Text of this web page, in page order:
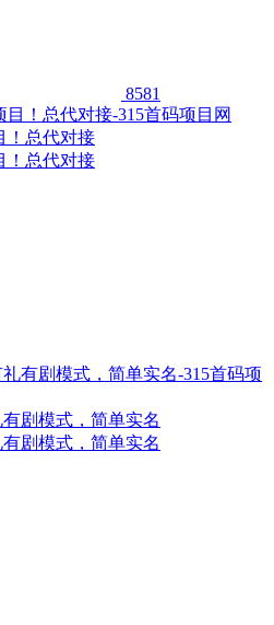
8581
！总代对接
！总代对接
剧模式，简单实名
剧模式，简单实名